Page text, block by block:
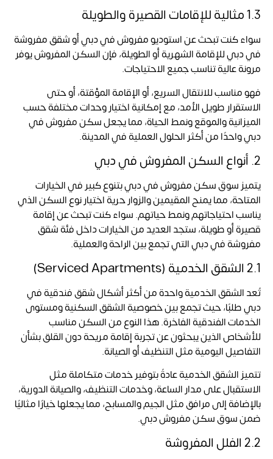
1.3 مثالية للإقامات القصيرة والطويلة
سواء كنت تبحث عن استوديو مفروش في دبي أو شقق مفروشة
في دبي للإقامة الشهرية أو الطويلة، فإن السكن المفروش يوفر
مرونة عالية تناسب جميع الاحتياجات.
فهو مناسب للانتقال السريع، أو الإقامة المؤقتة، أو حتى
الاستقرار طويل الأمد، مع إمكانية اختيار وحدات مختلفة حسب
الميزانية والموقع ونمط الحياة، مما يجعل سكن مفروش في
دبي واحدًا من أكثر الحلول العملية في المدينة.
2. أنواع السكن المفروش في دبي
يتميز سوق سكن مفروش في دبي بتنوع كبير في الخيارات
المتاحة، مما يمنح المقيمين والزوار حرية اختيار نوع السكن الذي
يناسب احتياجاتهم ونمط حياتهم. سواء كنت تبحث عن إقامة
قصيرة أو طويلة، ستجد العديد من الخيارات داخل فئة شقق
مفروشة في دبي التي تجمع بين الراحة والعملية.
2.1 الشقق الخدمية (Serviced Apartments)
تُعد الشقق الخدمية واحدة من أكثر أشكال شقق فندقية في
دبي طلبًا، حيث تجمع بين خصوصية الشقق السكنية ومستوى
الخدمات الفندقية الفاخرة. هذا النوع من السكن مناسب
للأشخاص الذين يبحثون عن تجربة إقامة مريحة دون القلق بشأن
التفاصيل اليومية مثل التنظيف أو الصيانة.
تتميز الشقق الخدمية عادةً بتوفير خدمات متكاملة مثل
الاستقبال على مدار الساعة، وخدمات التنظيف، والصيانة الدورية،
بالإضافة إلى مرافق مثل الجيم والمسابح، مما يجعلها خيارًا مثاليًا
ضمن سوق سكن مفروش دبي.
2.2 الفلل المفروشة